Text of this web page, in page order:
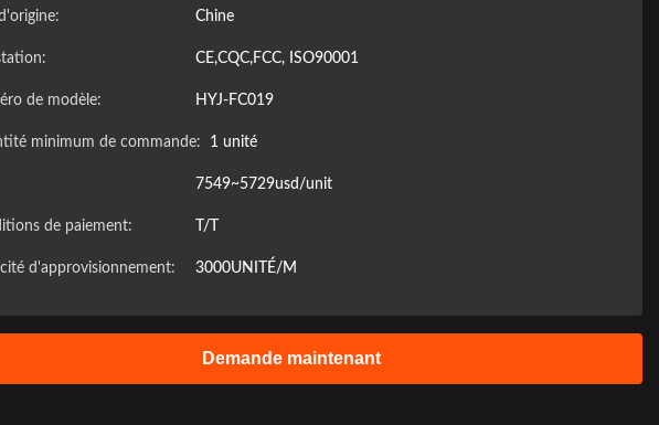
Chine
CE,CQC,FCC, ISO90001
de modèle: HYJ-FC019
minimum de commande: 1 unité
7549~5729usd/unit
de paiement: T/T
d'approvisionnement: 3000UNITÉ/M
Demande maintenant